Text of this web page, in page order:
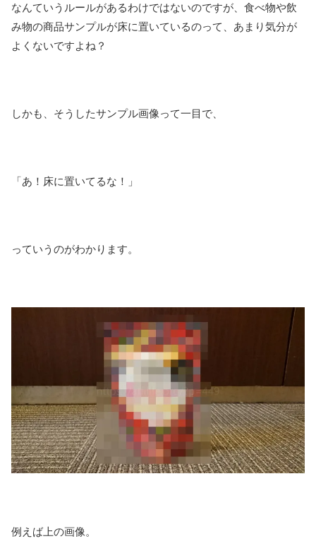
なんていうルールがあるわけではないのですが、食べ物や飲
み物の商品サンプルが床に置いているのって、あまり気分が
よくないですよね？
しかも、そうしたサンプル画像って一目で、
「あ！床に置いてるな！」
っていうのがわかります。
例えば上の画像。